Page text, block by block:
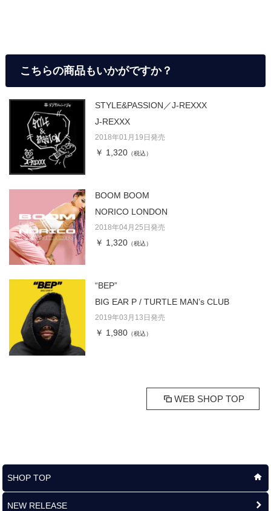
こちらの商品もいかがですか？
STYLE&PASSION／J-REXXX
J-REXXX
2018年01月19日発売
￥ 1,320 （税込）
BOOM BOOM
NORICO LONDON
2018年04月25日発売
￥ 1,320 （税込）
“BEP”
BIG EAR P / TURTLE MAN’s CLUB
2019年03月13日発売
￥ 1,980 （税込）
WEB SHOP TOP
SHOP TOP
NEW RELEASE